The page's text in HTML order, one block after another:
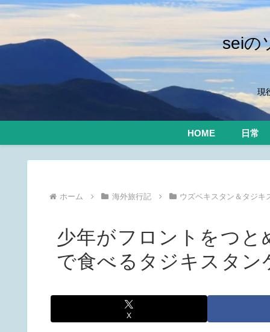
seiの
現
HOME 日常
ホーム 海外旅行記 ウズベキスタン＆タジキ
少年がフロントをつ
で食べるタジキスタン
X